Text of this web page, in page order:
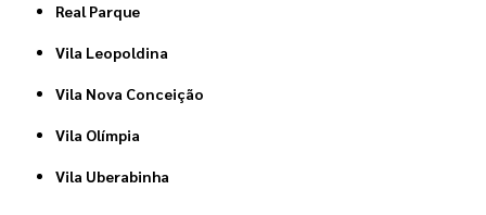
Real Parque
Vila Leopoldina
Vila Nova Conceição
Vila Olímpia
Vila Uberabinha